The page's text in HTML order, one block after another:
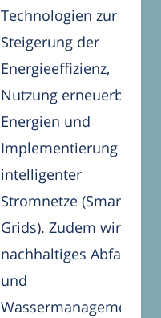
Technologien zur
Steigerung der
Energieeffizienz,
Nutzung erneuerbarer
Energien und
Implementierung
intelligenter
Stromnetze (Smart
Grids). Zudem wird ein
nachhaltiges Abfall-
und
Wassermanagement